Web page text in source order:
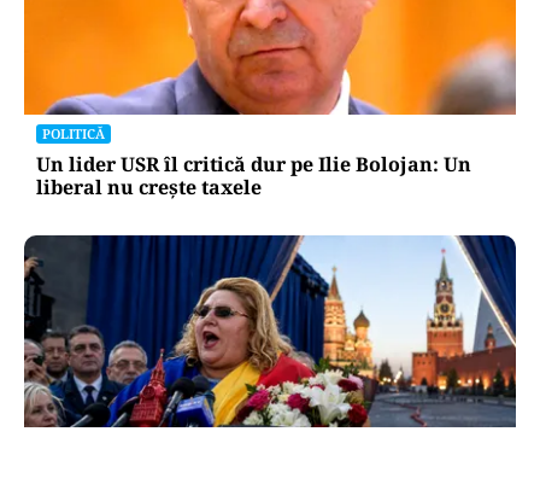
POLITICĂ
Un lider USR îl critică dur pe Ilie Bolojan: Un
liberal nu crește taxele